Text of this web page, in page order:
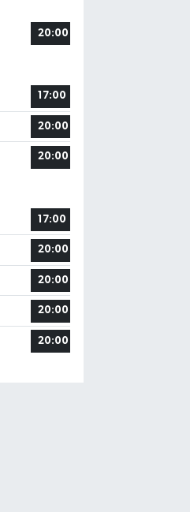
20:00
17:00
20:00
20:00
17:00
20:00
20:00
20:00
20:00